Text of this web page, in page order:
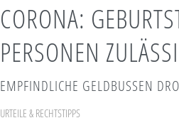
CORONA:
PERSONEN
EMPFINDLICHE GELDBUSSEN
URTEILE & RECHTSTIPPS